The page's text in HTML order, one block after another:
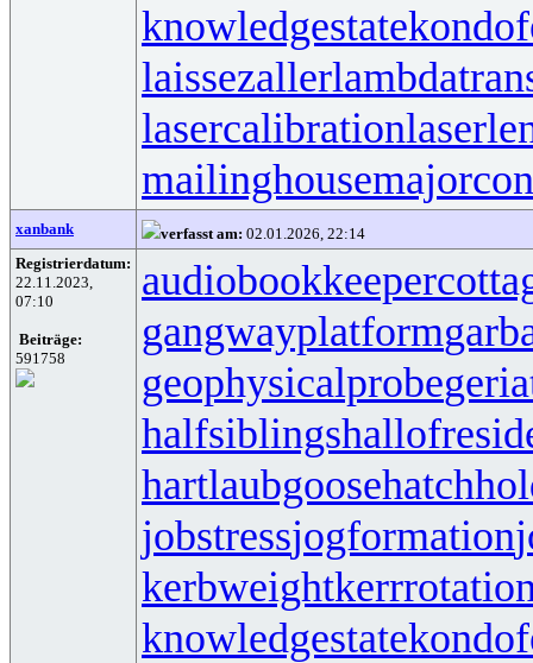
knowledgestate
laissezaller
lasercalibration
mailinghouse
xanbank verfasst am: 02.01.2026, 22:14
Registrierdatum:
22.11.2023,
07:10
Beiträge:
591758
audiobookkeeper
gangwayplatform
geophysicalprobe
halfsiblings
hartlaubgoose
jobstressjogformation
kerbweight
knowledgestate